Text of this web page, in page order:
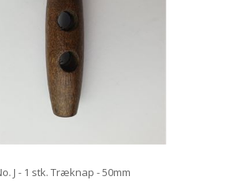
J - 1 stk. Træknap - 50mm